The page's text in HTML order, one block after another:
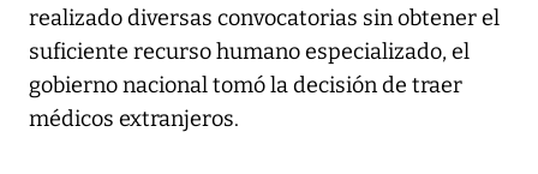
realizado diversas convocatorias sin obtener el
suficiente recurso humano especializado, el
gobierno nacional tomó la decisión de traer
médicos extranjeros.